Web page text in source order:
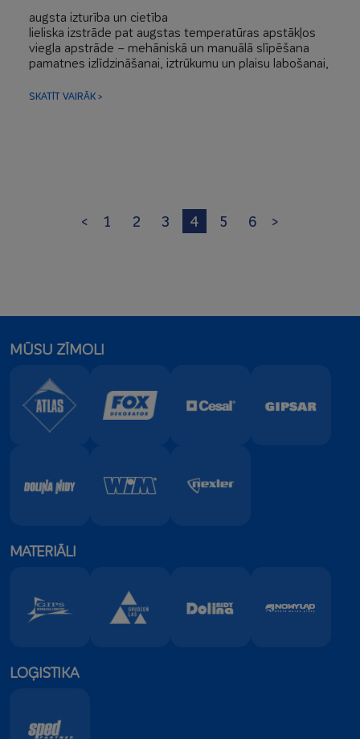
augsta izturība un cietība
lieliska izstrāde pat augstas temperatūras apstākļos
viegla apstrāde – mehāniskā un manuālā slīpēšana
pamatnes izlīdzināšanai, iztrūkumu un plaisu labošanai,
viegla izstrāde – ļoti labs plastiskums
SKATĪT VAIRĀK >
< 1 2 3 4 5 6 >
MŪSU ZĪMOLI
MATERIĀLI
LOĢISTIKA